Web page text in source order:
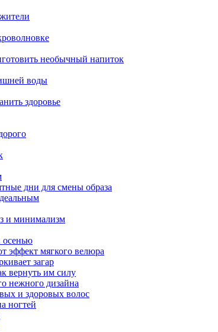
необычный напиток
воды
здоровье
дни для смены образа
и минимализм
осенью
эффект мягкого велюра
загар
вернуть им силу
нежного дизайна
и здоровых волос
ногтей